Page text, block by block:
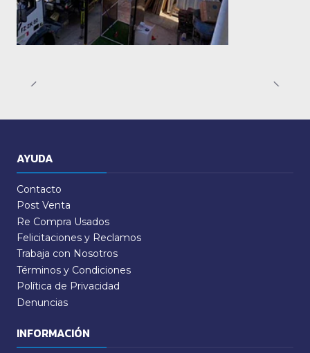
AYUDA
Contacto
Post Venta
Re Compra Usados
Felicitaciones y Reclamos
Trabaja con Nosotros
Términos y Condiciones
Política de Privacidad
Denuncias
INFORMACIÓN